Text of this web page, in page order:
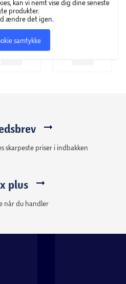
kan vi nemt vise dig dine seneste
produkter.
ændre det igen.
samtykke
skarpeste priser i indbakken
plus
når du handler